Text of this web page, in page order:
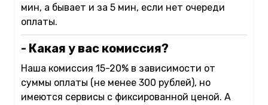
мин, а бывает и за 5 мин, если нет очереди
оплаты.
- Какая у вас комиссия?
Наша комиссия 15-20% в зависимости от
суммы оплаты (не менее 300 рублей), но
имеются сервисы с фиксированной ценой. А